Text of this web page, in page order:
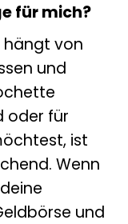
für mich?
hängt von
und
oder für
ist
Wenn
und